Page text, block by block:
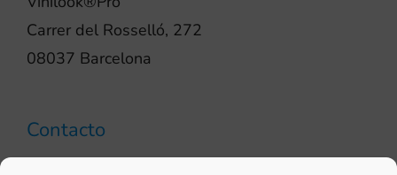
Carrer del Rosselló, 272
08037 Barcelona
Contacto